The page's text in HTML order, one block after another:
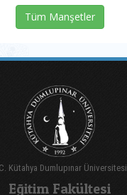
Tüm Manşetler
Kütahya Dumlupınar Üniversitesi
Eğitim Fakültesi